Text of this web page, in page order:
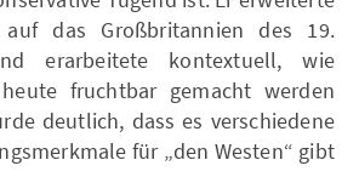
auf das Großbritannien des 19.
erarbeitete kontextuell, wie
fruchtbar gemacht werden
deutlich, dass es verschiedene
für „den Westen“ gibt.